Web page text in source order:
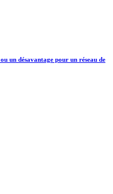
un désavantage pour un réseau de